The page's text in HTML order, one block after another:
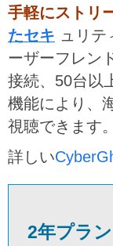
手軽にストリ
たセキ ュリ
ーザーフレン
接続、50台以
機能により、
視聴できます
詳しい
2年プラ